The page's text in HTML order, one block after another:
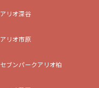
アリオ深谷
アリオ市原
セブンパークアリオ柏